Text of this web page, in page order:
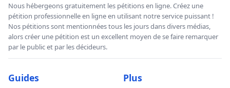
Nous hébergeons gratuitement les pétitions en ligne. Créez une
pétition professionnelle en ligne en utilisant notre service puissant !
Nos pétitions sont mentionnées tous les jours dans divers médias,
alors créer une pétition est un excellent moyen de se faire remarquer
par le public et par les décideurs.
Guides Plus